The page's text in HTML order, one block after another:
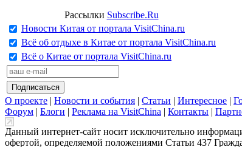
Рассылки Subscribe.Ru
Новости Китая от портала VisitChina.ru
Всё об отдыхе в Китае от портала VisitChina.ru
Всё о Китае от портала VisitChina.ru
О проекте | Новости и события | Статьи | Интересное |
Форум | Блоги | Реклама на VisitChina | Контакты |
Данный интернет-сайт носит исключительно
офертой, определяемой положениями Статьи 437